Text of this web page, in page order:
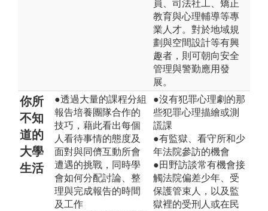
員、司法社工、矯正
教育與心理輔導等專
業人才。對於地域規
劃與空間設計等有興
趣者，則可朝向安全
管理與警勤應用發
展。
你所
不知
道的
大學
生活
●透過大量的課程分組
報告培養團隊合作的
技巧，藉此看出每個
人看待事情的態度及
面對與同儕互動所會
遭遇的挑戰，同時學
會如何分配討論、整
理與完成報告的時間
及工作
●沒有犯罪心理劇的那
些犯罪心理描繪或測
謊課
●有監獄、看守所和少
年法院參訪的機會
●田野訪談常有機會接
觸法院偏差少年、受
保護管束人，以及監
獄裡的受刑人或在民